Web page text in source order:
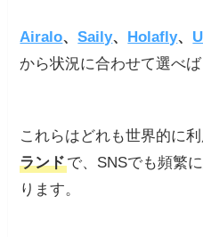
Airalo、Saily、 Holafly、
から状況に合わせて選べ
これらはどれも世界的に
ランドで、SNSでも頻繁
ります。